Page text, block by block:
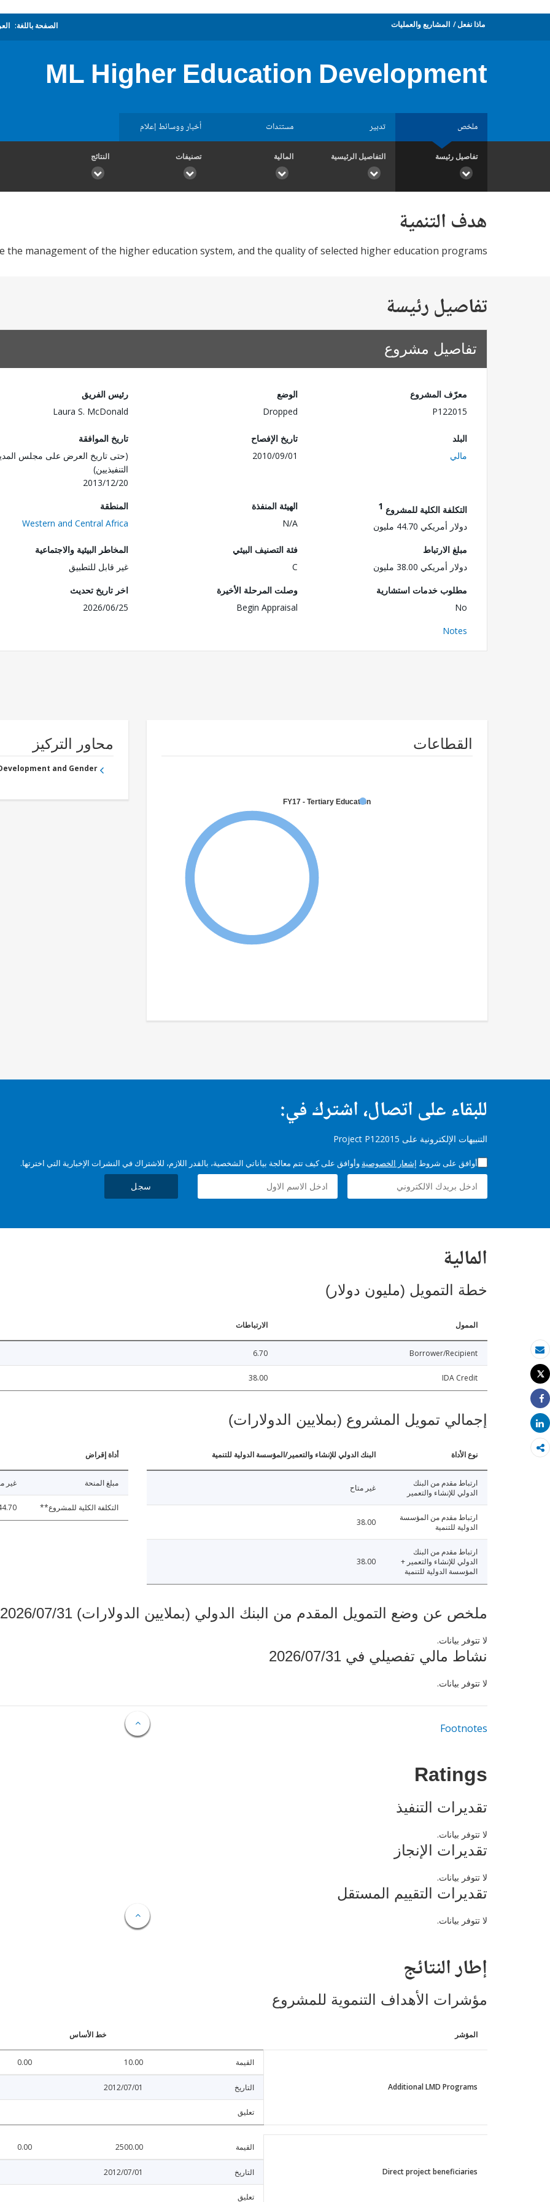
بريد الكتروني
طباعة
Tweet
Share
Share
ماذا نفعل المشاريع والعمليات الصفحة باللغة:
ML Higher Education Development
ملخص تدبير مستندات أخبار ووسائط إعلام
تفاصيل رئيسة التفاصيل الرئيسية المالية تصنيفات النتائج
هدف التنمية
the management of the higher education system, and the quality of selected higher education programs.
تفاصيل رئيسة
تفاصيل مشروع
معرّف المشروع
P122015
الوضع
Dropped
رئيس الفريق
Laura S. McDonald
البلد
مالي
تاريخ الإفصاح
2010/09/01
تاريخ الموافقة
(حتى تاريخ العرض على مجلس
التنفيذيين)
2013/12/20
التكلفة الكلية للمشروع 1
دولار أمريكي 44.70 مليون
الهيئة المنفذة
N/A
المنطقة
Western and Central Africa
مبلغ الارتباط
دولار أمريكي 38.00 مليون
فئة التصنيف البيئي
C
المخاطر البيئية والاجتماعية
غير قابل للتطبيق
مطلوب خدمات استشارية
No
وصلت المرحلة الأخيرة
Begin Appraisal
اخر تاريخ تحديث
2026/06/25
Notes
القطاعات
FY17 - Tertiary Education
محاور التركيز
and Gender
للبقاء على اتصال، اشترك في:
التنبيهات الإلكترونية على Project P122015
أوافق على شروط إشعار الخصوصية وأوافق على كيف تتم معالجة بياناتي الشخصية، بالقدر اللازم، للاشتراك في النشرات الإخبارية التي اخترتها.
سجل
المالية
خطة التمويل (مليون دولار)
الممول الارتباطات
Borrower/Recipient
6.70
IDA Credit
38.00
إجمالي تمويل المشروع (بملايين الدولارات)
نوع الأداة البنك الدولي للإنشاء والتعمير/المؤسسة الدولية للتنمية
ارتباط مقدم من البنك
الدولي للإنشاء والتعمير
غير متاح
ارتباط مقدم من المؤسسة
الدولية للتنمية
38.00
ارتباط مقدم من البنك
الدولي للإنشاء والتعمير +
المؤسسة الدولية للتنمية
38.00
أداة إقراض
مبلغ المنحة غير
التكلفة الكلية للمشروع**
ملخص عن وضع التمويل المقدم من البنك الدولي (بملايين الدولارات) 2026/07/31
لا تتوفر بيانات.
نشاط مالي تفصيلي في 2026/07/31
لا تتوفر بيانات.
Footnotes
Ratings
تقديرات التنفيذ
لا تتوفر بيانات.
تقديرات الإنجاز
لا تتوفر بيانات.
تقديرات التقييم المستقل
لا تتوفر بيانات.
إطار النتائج
مؤشرات الأهداف التنموية للمشروع
المؤشر خط الأساس
Additional LMD Programs
القيمة 10.00
0.00
التاريخ 2012/07/01
تعليق
Direct project beneficiaries
القيمة 2500.00
0.00
التاريخ 2012/07/01
تعليق